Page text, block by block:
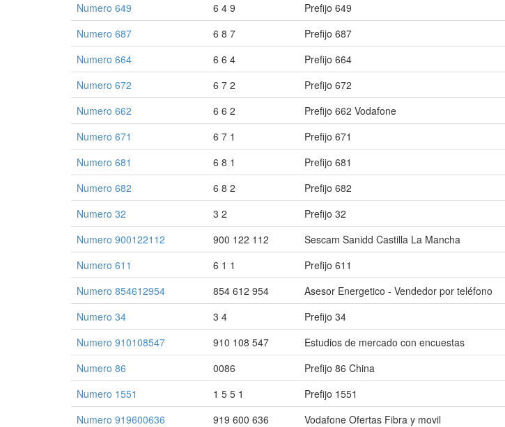
Numero 649
6 4 9
Prefijo 649
Numero 687
6 8 7
Prefijo 687
Numero 664
6 6 4
Prefijo 664
Numero 672
6 7 2
Prefijo 672
Numero 662
6 6 2
Prefijo 662 Vodafone
Numero 671
6 7 1
Prefijo 671
Numero 681
6 8 1
Prefijo 681
Numero 682
6 8 2
Prefijo 682
Numero 32
3 2
Prefijo 32
Numero 900122112
900 122 112
Sescam Sanidd Castilla La Mancha
Numero 611
6 1 1
Prefijo 611
Numero 854612954
854 612 954
Asesor Energetico - Vendedor por teléfono
Numero 34
3 4
Prefijo 34
Numero 910108547
910 108 547
Estudios de mercado con encuestas
Numero 86
0086
Prefijo 86 China
Numero 1551
1 5 5 1
Prefijo 1551
Numero 919600636
919 600 636 Vodafone Ofertas Fibra y movil